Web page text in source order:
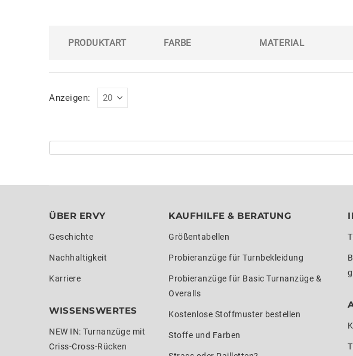
PRODUKTART FARBE MATERIAL
Anzeigen:
ÜBER ERVY
Geschichte
Nachhaltigkeit
Karriere
WISSENSWERTES
NEW IN: Turnanzüge mit
Criss-Cross-Rücken
KAUFHILFE & BERATUNG
Größentabellen
Probieranzüge für Turnbekleidung
Probieranzüge für Basic Turnanzüge &
Overalls
Kostenlose Stoffmuster bestellen
Stoffe und Farben